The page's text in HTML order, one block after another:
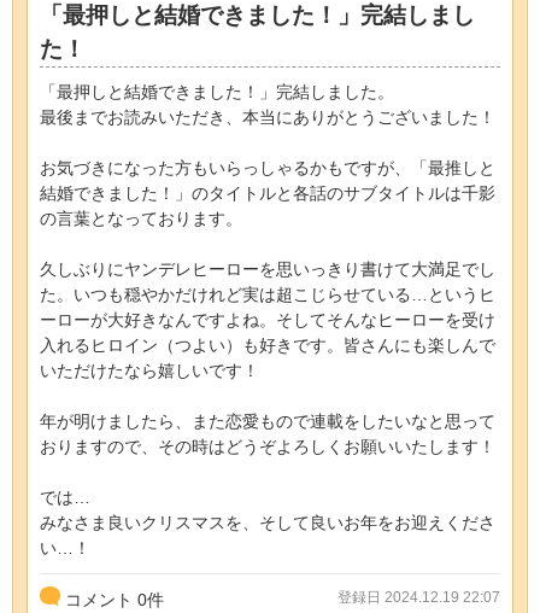
「最押しと結婚できました！」完結しまし
た！
「最押しと結婚できました！」完結しました。
最後までお読みいただき、本当にありがとうございました！
お気づきになった方もいらっしゃるかもですが、「最推しと
結婚できました！」のタイトルと各話のサブタイトルは千影
の言葉となっております。
久しぶりにヤンデレヒーローを思いっきり書けて大満足でし
た。いつも穏やかだけれど実は超こじらせている…というヒ
ーローが大好きなんですよね。そしてそんなヒーローを受け
入れるヒロイン（つよい）も好きです。皆さんにも楽しんで
いただけたなら嬉しいです！
年が明けましたら、また恋愛もので連載をしたいなと思って
おりますので、その時はどうぞよろしくお願いいたします！
では…
みなさま良いクリスマスを、そして良いお年をお迎えくださ
い…！
コメント 0件 登録日 2024.12.19 22:07